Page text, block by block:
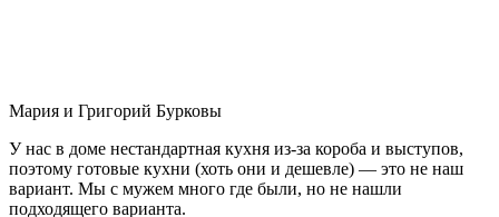
Мария и Григорий Бурковы
У нас в доме нестандартная кухня из-за короба и выступов,
поэтому готовые кухни (хоть они и дешевле) — это не наш
вариант. Мы с мужем много где были, но не нашли
подходящего варианта.